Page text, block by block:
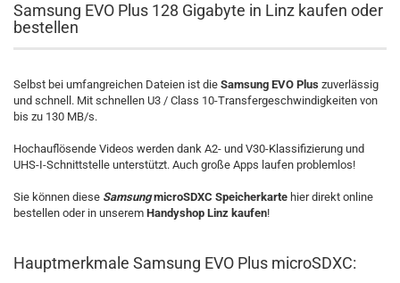
Samsung EVO Plus 128 Gigabyte in Linz kaufen oder
bestellen
Selbst bei umfangreichen Dateien ist die Samsung EVO Plus zuverlässig
und schnell. Mit schnellen U3 / Class 10-Transfergeschwindigkeiten von
bis zu 130 MB/s.
Hochauflösende Videos werden dank A2- und V30-Klassifizierung und
UHS-I-Schnittstelle unterstützt. Auch große Apps laufen problemlos!
Sie können diese SamsungmicroSDXC Speicherkarte hier direkt online
bestellen oder in unserem Handyshop Linz kaufen!
Hauptmerkmale Samsung EVO Plus microSDXC: